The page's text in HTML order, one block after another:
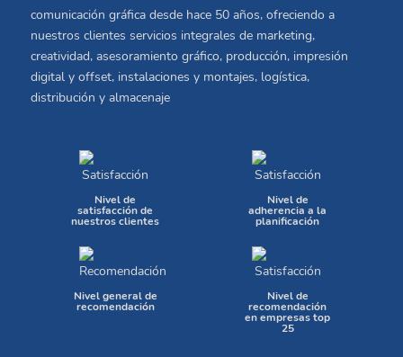
comunicación gráfica desde hace 50 años, ofreciendo a
nuestros clientes servicios integrales de marketing,
creatividad, asesoramiento gráfico, producción, impresión
digital y offset, instalaciones y montajes, logística,
distribución y almacenaje
Nivel de
satisfacción de
nuestros clientes
Nivel de
adherencia a la
planificación
Nivel general de
recomendación
Nivel de
recomendación
en empresas top
25